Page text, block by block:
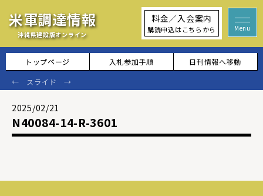
米軍調達情報
沖縄県建設版オンライン
料金／入会案内
購読申込はこちらから
トップページ 入札参加手順 日刊情報へ移動
2025/02/21
N40084-14-R-3601